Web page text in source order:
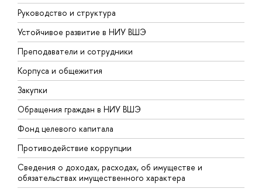
Руководство и структура
Устойчивое развитие в НИУ ВШЭ
Преподаватели и сотрудники
Корпуса и общежития
Закупки
Обращения граждан в НИУ ВШЭ
Фонд целевого капитала
Противодействие коррупции
Сведения о доходах, расходах, об имуществе и
обязательствах имущественного характера